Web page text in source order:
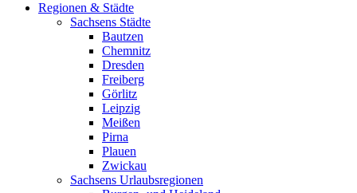
Regionen & Städte
Sachsens Städte
Bautzen
Chemnitz
Dresden
Freiberg
Görlitz
Leipzig
Meißen
Pirna
Plauen
Zwickau
Sachsens Urlaubsregionen